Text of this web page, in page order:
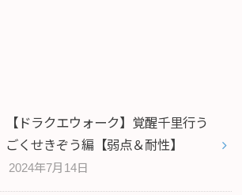
【ドラクエウォーク】覚醒千里行う
ごくせきぞう編【弱点＆耐性】
2024年7月14日